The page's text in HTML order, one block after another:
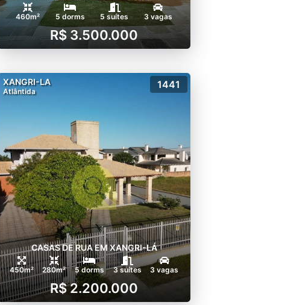
460m² 5 dorms 5 suítes 3 vagas
R$ 3.500.000
XANGRI-LA
Atlântida
1441
CASAS DE RUA EM XANGRI-LÁ
450m² 280m² 5 dorms 3 suítes 3 vagas
R$ 2.200.000